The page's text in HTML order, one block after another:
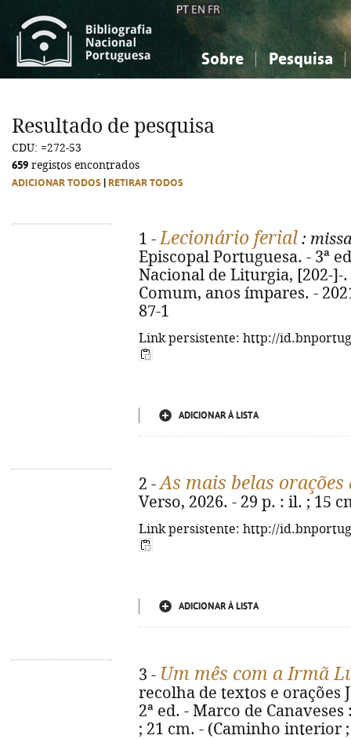
PT EN FR
Sobre Pesquisa
Ciências sociais...
Ciências sociais...
Resultado de pesquisa
CDU: =272-53
659 registos encontrados
ADICIONAR TODOS RETIRAR TODOS
1 -Lecionário ferial :
Episcopal Portuguesa. - 3ª
Nacional de Liturgia, [202-]-.
Comum, anos ímpares. -
87-1
Link persistente: http://
ADICIONAR À LISTA
2 -As mais belas
Verso, 2026. - 29 p. : il. ; 15
Link persistente: http://
ADICIONAR À LISTA
3 - Um mês com a Irmã
recolha de textos e orações
2ª ed. - Marco de
; 21 cm. - (Caminho interior ;